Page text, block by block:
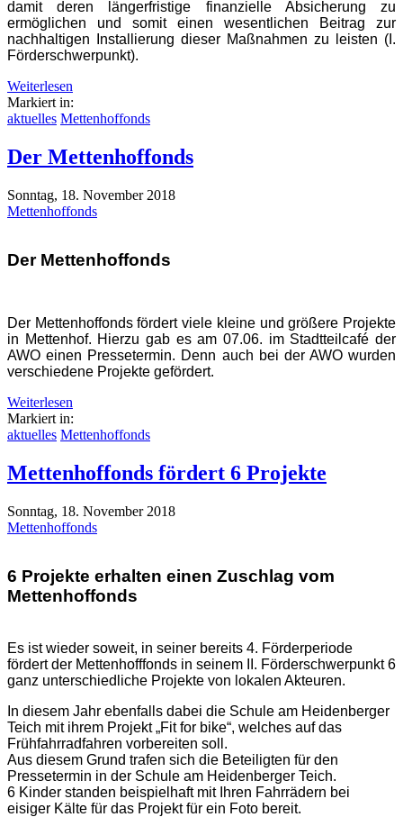
damit deren längerfristige finanzielle Absicherung zu
ermöglichen und somit einen wesentlichen Beitrag zur
nachhaltigen Installierung dieser Maßnahmen zu leisten (I.
Förderschwerpunkt).
Weiterlesen
Markiert in:
aktuelles Mettenhoffonds
Der Mettenhoffonds
Sonntag, 18. November 2018
Mettenhoffonds
Der Mettenhoffonds
Der Mettenhoffonds fördert viele kleine und größere Projekte
in Mettenhof. Hierzu gab es am 07.06. im Stadtteilcafé der
AWO einen Pressetermin. Denn auch bei der AWO wurden
verschiedene Projekte gefördert.
Weiterlesen
Markiert in:
aktuelles Mettenhoffonds
Mettenhoffonds fördert 6 Projekte
Sonntag, 18. November 2018
Mettenhoffonds
6 Projekte erhalten einen Zuschlag vom
Mettenhoffonds
Es ist wieder soweit, in seiner bereits 4. Förderperiode
fördert der Mettenhofffonds in seinem II. Förderschwerpunkt 6
ganz unterschiedliche Projekte von lokalen Akteuren.
In diesem Jahr ebenfalls dabei die Schule am Heidenberger
Teich mit ihrem Projekt „Fit for bike“, welches auf das
Frühfahrradfahren vorbereiten soll.
Aus diesem Grund trafen sich die Beteiligten für den
Pressetermin in der Schule am Heidenberger Teich.
6 Kinder standen beispielhaft mit Ihren Fahrrädern bei
eisiger Kälte für das Projekt für ein Foto bereit.